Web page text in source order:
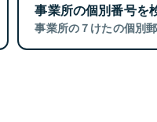
事業所の個別番号を
事業所の７けたの個別